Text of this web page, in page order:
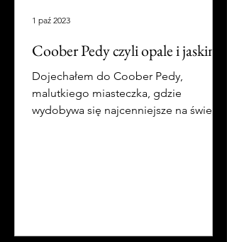
Coober Pedy czyli opale i jaskinie
Dojechałem do Coober Pedy,
malutkiego miasteczka, gdzie
wydobywa się najcenniejsze na świecie
1 paź 2023